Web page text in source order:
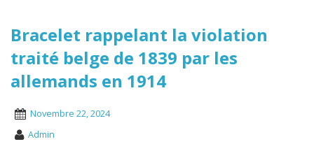
Bracelet rappelant la violation
traité belge de 1839 par les
allemands en 1914
Novembre 22, 2024
Admin